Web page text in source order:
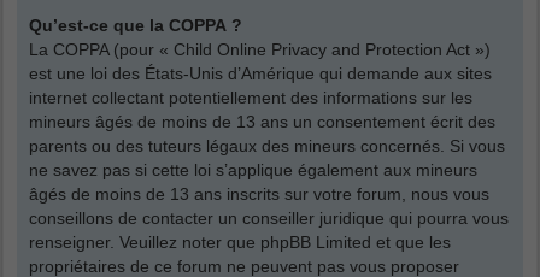
Qu’est-ce que la COPPA ?
La COPPA (pour « Child Online Privacy and Protection Act »)
est une loi des États-Unis d’Amérique qui demande aux sites
internet collectant potentiellement des informations sur les
mineurs âgés de moins de 13 ans un consentement écrit des
parents ou des tuteurs légaux des mineurs concernés. Si vous
ne savez pas si cette loi s’applique également aux mineurs
âgés de moins de 13 ans inscrits sur votre forum, nous vous
conseillons de contacter un conseiller juridique qui pourra vous
renseigner. Veuillez noter que phpBB Limited et que les
propriétaires de ce forum ne peuvent pas vous proposer